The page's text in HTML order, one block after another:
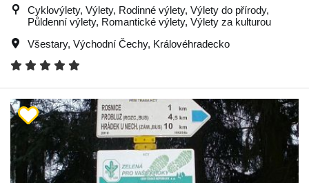
Cyklovýlety, Výlety, Rodinné výlety, Výlety do přírody,
Půldenní výlety, Romantické výlety, Výlety za kulturou
Všestary, Východní Čechy, Královéhradecko